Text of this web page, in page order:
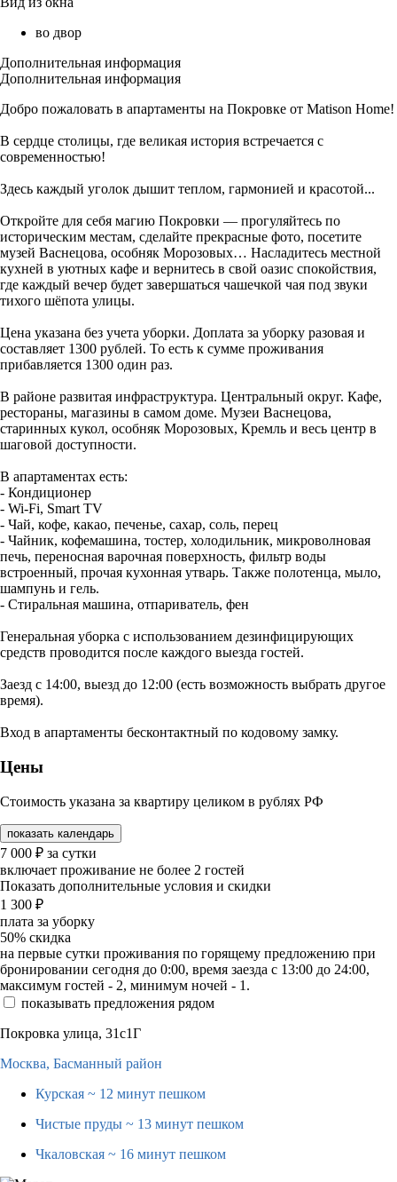
во двор
Дополнительная информация
Дополнительная информация
Добро пожаловать в апартаменты на Покровке от Matison Home!
В сердце столицы, где великая история встречается с
современностью!
Здесь каждый уголок дышит теплом, гармонией и красотой...
Откройте для себя магию Покровки — прогуляйтесь по
историческим местам, сделайте прекрасные фото, посетите
музей Васнецова, особняк Морозовых… Насладитесь местной
кухней в уютных кафе и вернитесь в свой оазис спокойствия,
где каждый вечер будет завершаться чашечкой чая под звуки
тихого шёпота улицы.
Цена указана без учета уборки. Доплата за уборку разовая и
составляет 1300 рублей. То есть к сумме проживания
прибавляется 1300 один раз.
В районе развитая инфраструктура. Центральный округ. Кафе,
рестораны, магазины в самом доме. Музеи Васнецова,
старинных кукол, особняк Морозовых, Кремль и весь центр в
шаговой доступности.
В апартаментах есть:
- Кондиционер
- Wi-Fi, Smart TV
- Чай, кофе, какао, печенье, сахар, соль, перец
- Чайник, кофемашина, тостер, холодильник, микроволновая
печь, переносная варочная поверхность, фильтр воды
встроенный, прочая кухонная утварь. Также полотенца, мыло,
шампунь и гель.
- Стиральная машина, отпариватель, фен
Генеральная уборка с использованием дезинфицирующих
средств проводится после каждого выезда гостей.
Заезд с 14:00, выезд до 12:00 (есть возможность выбрать другое
время).
Вход в апартаменты бесконтактный по кодовому замку.
Цены
Стоимость указана за квартиру целиком в рублях РФ
показать календарь
7 000 ₽ за сутки
включает проживание не более 2 гостей
Показать дополнительные условия и скидки
1 300 ₽
плата за уборку
50% скидка
на первые сутки проживания по горящему предложению при
бронировании сегодня до 0:00, время заезда с 13:00 до 24:00,
максимум гостей - 2, минимум ночей - 1.
показывать предложения рядом
Покровка улица, 31с1Г
Москва, Басманный район
Курская ~ 12 минут пешком
Чистые пруды ~ 13 минут пешком
Чкаловская ~ 16 минут пешком